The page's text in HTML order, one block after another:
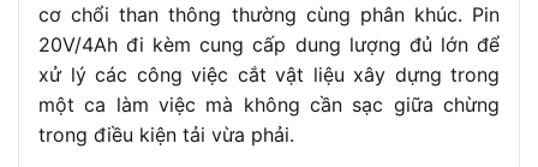
cơ chổi than thông thường cùng phân khúc. Pin
20V/4Ah đi kèm cung cấp dung lượng đủ lớn để
xử lý các công việc cắt vật liệu xây dựng trong
một ca làm việc mà không cần sạc giữa chừng
trong điều kiện tải vừa phải.